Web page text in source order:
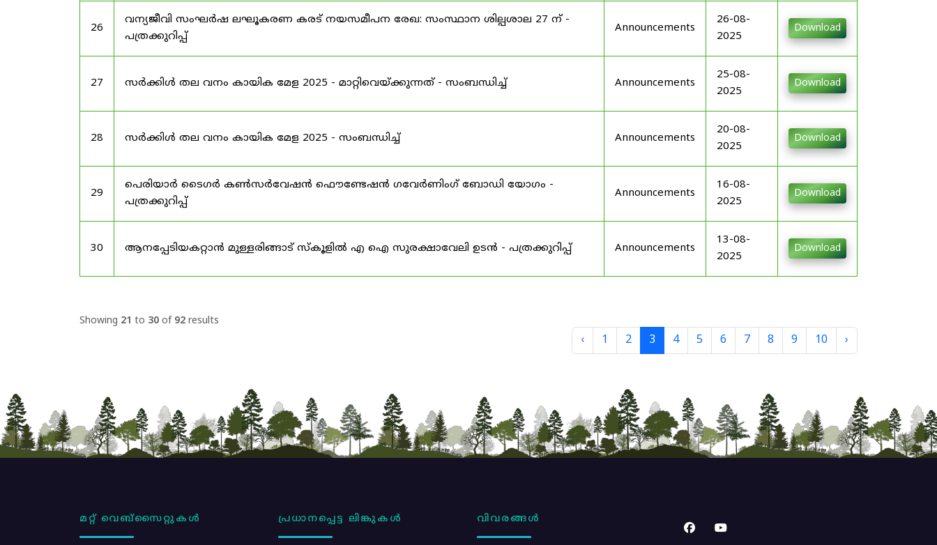
26
വന്യജീവി സംഘർഷ ലഘൂകരണ കരട് നയസമീപന രേഖ: സംസ്ഥാന ശില്പശാല 27 ന് -
പത്രക്കുറിപ്പ്
Announcements
26-08-
2025
Download
27 സർക്കിൾ തല വനം കായിക മേള 2025 - മാറ്റിവെയ്ക്കുന്നത് - സംബന്ധിച്ച് Announcements
25-08-
2025
Download
28 സർക്കിൾ തല വനം കായിക മേള 2025 - സംബന്ധിച്ച് Announcements
20-08-
2025
Download
29
പെരിയാർ ടൈഗർ കൺസർവേഷൻ ഫൌണ്ടേഷൻ ഗവേർണിംഗ് ബോഡി യോഗം -
പത്രക്കുറിപ്പ്
Announcements
16-08-
2025
Download
30 ആനപ്പേടിയകറ്റാൻ മുള്ളരിങ്ങാട് സ്കൂളിൽ എ ഐ സുരക്ഷാവേലി ഉടൻ - പത്രക്കുറിപ്പ് Announcements
13-08-
2025
Download
Showing 21 to 30 of 92 results
‹ 1 2 3 4 5 6 7 8 9 10 ›
മറ്റ് വെബ്സൈറ്റുകൾ പ്രധാനപ്പെട്ട ലിങ്കുകൾ വിവരങ്ങൾ